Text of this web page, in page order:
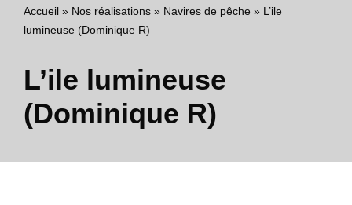
Accueil » Nos réalisations » Navires de pêche » L’ile
lumineuse (Dominique R)
L’ile lumineuse
(Dominique R)